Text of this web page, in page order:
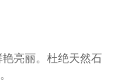
亮丽。杜绝天然石